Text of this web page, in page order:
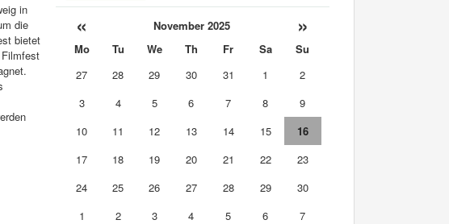
in
die
bietet
« November 2025 »
Mo Tu We Th Fr Sa
Su
27
28 29 30 31 1
2
3
4 5 6 7 8
9
10
11 12 13 14 15
16
17
18 19 20 21 22
23
24
25 26 27 28 29
30
1
2 3 4 5 6 7